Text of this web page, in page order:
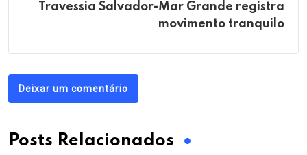
Travessia Salvador-Mar Grande registra
movimento tranquilo
Deixar um comentário
Posts Relacionados